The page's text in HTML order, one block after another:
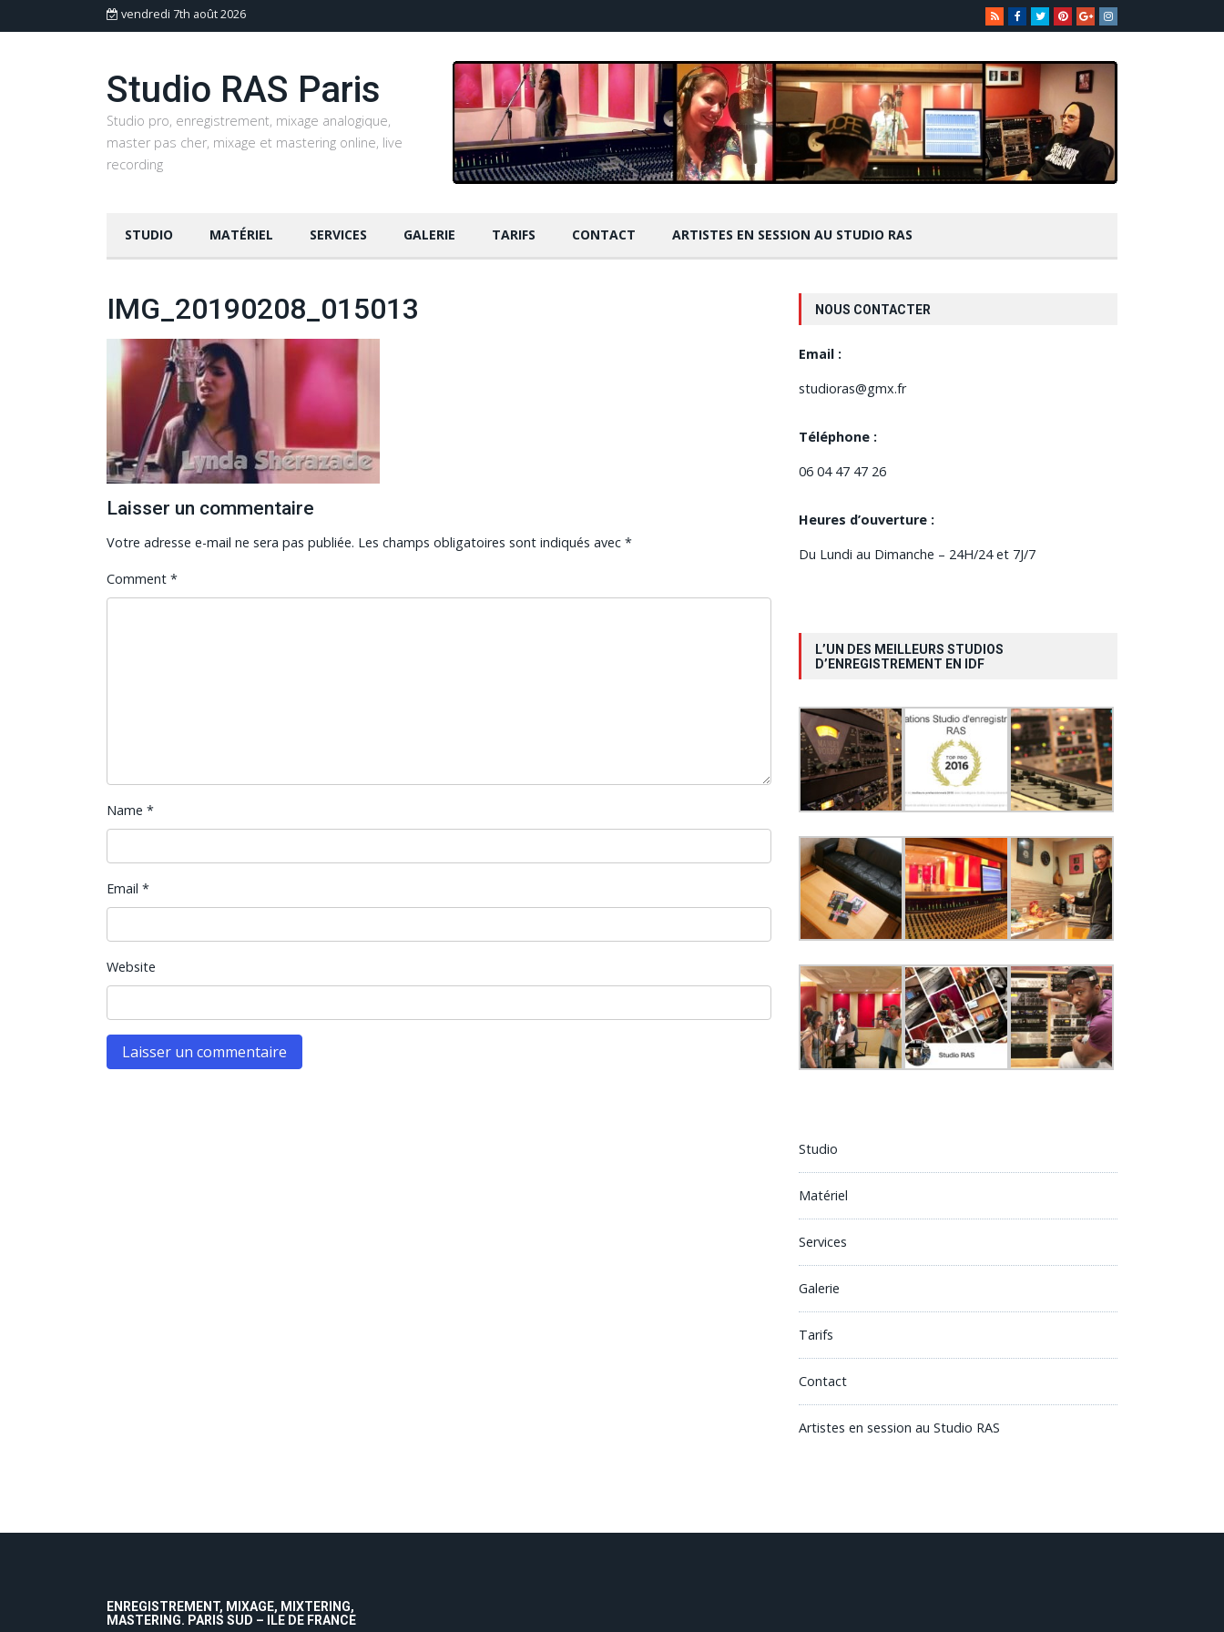
vendredi 7th août 2026
Studio RAS Paris
Studio pro, enregistrement, mixage analogique,
master pas cher, mixage et mastering online, live
recording
STUDIO MATÉRIEL SERVICES GALERIE TARIFS CONTACT ARTISTES EN SESSION AU STUDIO RAS
IMG_20190208_015013
Laisser un commentaire
Votre adresse e-mail ne sera pas publiée. Les champs obligatoires sont indiqués avec *
Comment *
Name *
Email *
Website
NOUS CONTACTER
Email :
studioras@gmx.fr
Téléphone :
06 04 47 47 26
Heures d’ouverture :
Du Lundi au Dimanche – 24H/24 et 7J/7
L’UN DES MEILLEURS STUDIOS
D’ENREGISTREMENT EN IDF
Studio
Matériel
Services
Galerie
Tarifs
Contact
Artistes en session au Studio RAS
ENREGISTREMENT, MIXAGE, MIXTERING,
MASTERING. PARIS SUD – ILE DE FRANCE